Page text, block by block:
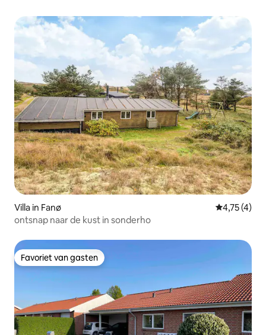
Villa in Fanø
4,75 (4)
ontsnap naar de kust in sonderho
Favoriet van gasten
Favoriet van gasten